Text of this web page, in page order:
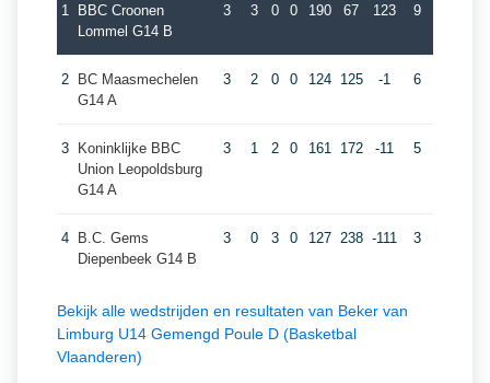
1
BBC Croonen
Lommel G14 B
3 3 0 0 190 67 123 9
2
BC Maasmechelen
G14 A
3 2 0 0 124 125 -1 6
3
Koninklijke BBC
Union Leopoldsburg
G14 A
3 1 2 0 161 172 -11 5
4
B.C. Gems
Diepenbeek G14 B
3 0 3 0 127 238 -111 3
Bekijk alle wedstrijden en resultaten van Beker van
Limburg U14 Gemengd Poule D (Basketbal
Vlaanderen)